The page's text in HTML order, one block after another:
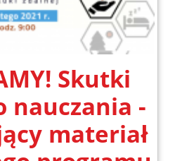
Skutki
nauczania -
materiał